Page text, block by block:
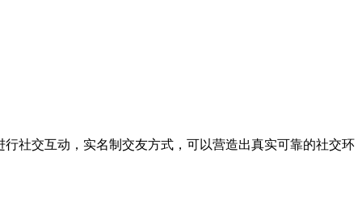
社交互动，实名制交友方式，可以营造出真实可靠的社交环